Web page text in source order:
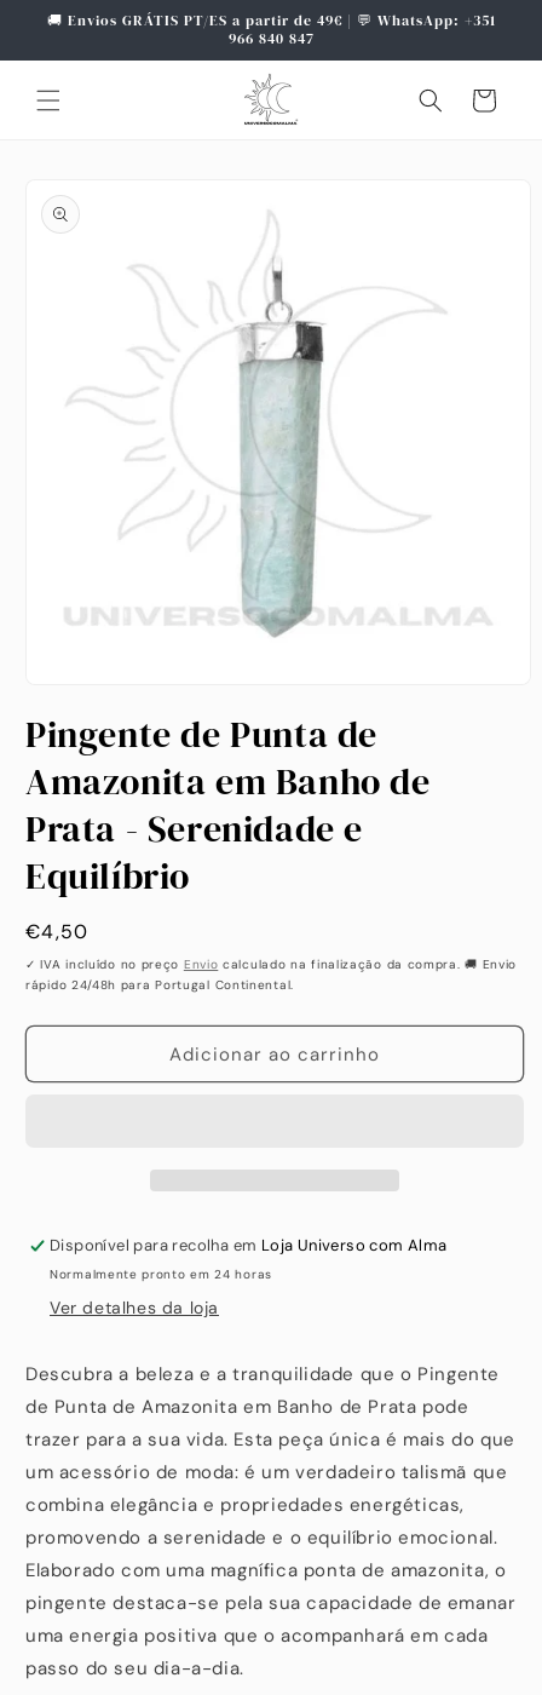
para o
🚚 Envios GRÁTIS PT/ES a partir de 49€ | 💬 WhatsApp: +351
966 840 847
Carrinho
informação
do produto
multimédia
1
modal
Pingente de Punta de
Amazonita em Banho de
Prata - Serenidade e
Equilíbrio
Preço
habitual
€4,50
✓ IVA incluído no preço Envio calculado na finalização da compra. 🚚 Envio
rápido 24/48h para Portugal Continental.
Adicionar ao carrinho
Disponível para recolha em Loja Universo com Alma
Normalmente pronto em 24 horas
Ver detalhes da loja
Descubra a beleza e a tranquilidade que o Pingente
de Punta de Amazonita em Banho de Prata pode
trazer para a sua vida. Esta peça única é mais do que
um acessório de moda: é um verdadeiro talismã que
combina elegância e propriedades energéticas,
promovendo a serenidade e o equilíbrio emocional.
Elaborado com uma magnífica ponta de amazonita, o
pingente destaca-se pela sua capacidade de emanar
uma energia positiva que o acompanhará em cada
passo do seu dia-a-dia.